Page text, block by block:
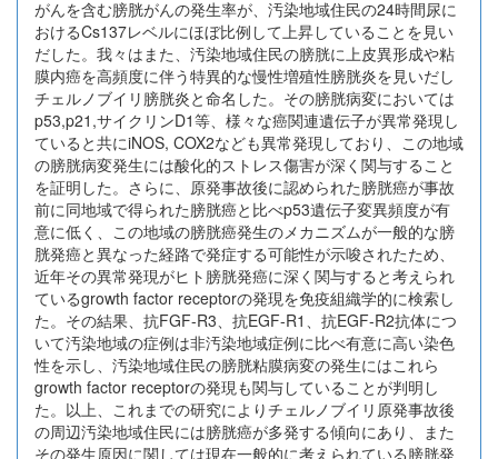
がんを含む膀胱がんの発生率が、汚染地域住民の24時間尿に
おけるCs137レベルにほぼ比例して上昇していることを見い
だした。我々はまた、汚染地域住民の膀胱に上皮異形成や粘
膜内癌を高頻度に伴う特異的な慢性増殖性膀胱炎を見いだし
チェルノブイリ膀胱炎と命名した。その膀胱病変においては
p53,p21,サイクリンD1等、様々な癌関連遺伝子が異常発現し
ていると共にiNOS, COX2なども異常発現しており、この地域
の膀胱病変発生には酸化的ストレス傷害が深く関与すること
を証明した。さらに、原発事故後に認められた膀胱癌が事故
前に同地域で得られた膀胱癌と比べp53遺伝子変異頻度が有
意に低く、この地域の膀胱癌発生のメカニズムが一般的な膀
胱発癌と異なった経路で発症する可能性が示唆されたため、
近年その異常発現がヒト膀胱発癌に深く関与すると考えられ
ているgrowth factor receptorの発現を免疫組織学的に検索し
た。その結果、抗FGF-R3、抗EGF-R1、抗EGF-R2抗体につ
いて汚染地域の症例は非汚染地域症例に比べ有意に高い染色
性を示し、汚染地域住民の膀胱粘膜病変の発生にはこれら
growth factor receptorの発現も関与していることが判明し
た。以上、これまでの研究によりチェルノブイリ原発事故後
の周辺汚染地域住民には膀胱癌が多発する傾向にあり、また
その発生原因に関しては現在一般的に考えられている膀胱発